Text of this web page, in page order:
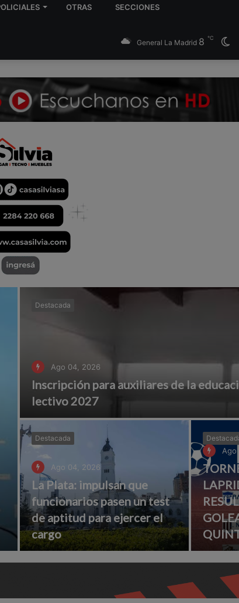
OTRAS SECCIONES
General La Madrid 8 ℃
Destacada
Ago 04, 2026
Inscripción para auxiliares de la
lectivo 2027
Destacada
Ago 04, 2026
La Plata: impulsan que
funcionarios pasen un test
de aptitud para ejercer el
cargo
Ago